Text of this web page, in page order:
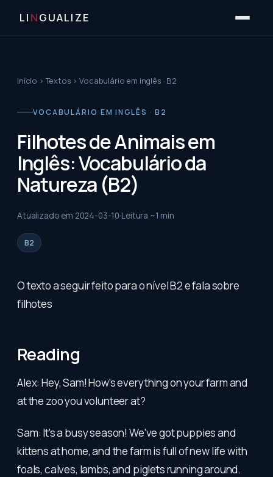
LI NGUALIZE
Início ›Textos ›Vocabulário em inglês · B2
VOCABULÁRIO EM INGLÊS · B2
Filhotes de Animais em
Inglês: Vocabulário da
Natureza (B2)
Atualizado em 2024-03-10 Leitura ~1 min
B2
O texto a seguir feito para o nível B2 e fala sobre
filhotes
Reading
Alex: Hey, Sam! How's everything on your farm and
at the zoo you volunteer at?
Sam: It's a busy season! We've got puppies and
kittens at home, and the farm is full of new life with
foals, calves, lambs, and piglets running around.